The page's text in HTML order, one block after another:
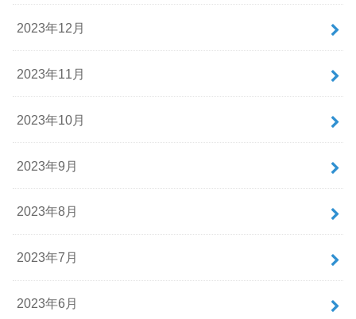
2023年12月
2023年11月
2023年10月
2023年9月
2023年8月
2023年7月
2023年6月